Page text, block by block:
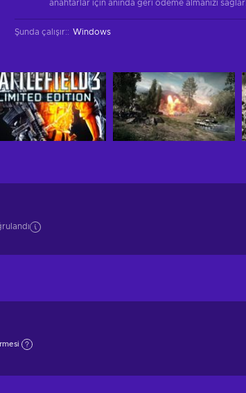
anahtarlar için anında geri ödeme almanızı sağlar.
Şunda çalışır:: Windows